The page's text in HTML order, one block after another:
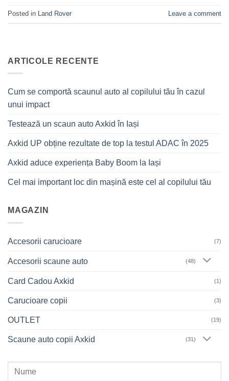
Posted in Land Rover Leave a comment
ARTICOLE RECENTE
Cum se comportă scaunul auto al copilului tău în cazul
unui impact
Testează un scaun auto Axkid în Iași
Axkid UP obține rezultate de top la testul ADAC în 2025
Axkid aduce experiența Baby Boom la Iași
Cel mai important loc din mașină este cel al copilului tău
MAGAZIN
Accesorii carucioare (7)
Accesorii scaune auto (48)
Card Cadou Axkid (1)
Carucioare copii (3)
OUTLET (19)
Scaune auto copii Axkid (31)